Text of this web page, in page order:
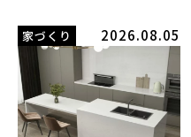
家づくり 2026.08.05